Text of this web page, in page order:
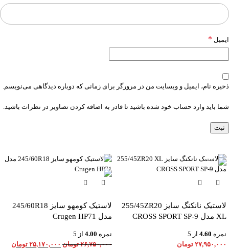
ایمیل *
ذخیره نام، ایمیل و وبسایت من در مرورگر برای زمانی که دوباره دیدگاهی می‌نویسم.
شما باید وارد حساب خود شده باشید تا قادر به اضافه کردن تصاویر در نظرات باشید.
لاستیک نانکنگ سایز 255/45ZR20
XL مدل CROSS SPORT SP-9
نمره 4.60 از 5
۲۷,۹۵۰,۰۰۰ تومان
-6%
لاستیک کومهو سایز 245/60R18
مدل Crugen HP71
نمره 4.00 از 5
۲۶,۷۵۰,۰۰۰ تومان ۲۵,۱۷۰,۰۰۰ تومان